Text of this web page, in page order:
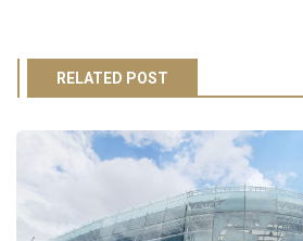
RELATED POST